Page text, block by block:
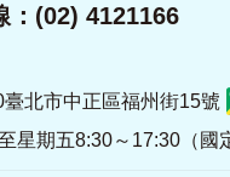
：(02) 4121166
臺北市中正區福州街15號
星期五8:30～17:30（國